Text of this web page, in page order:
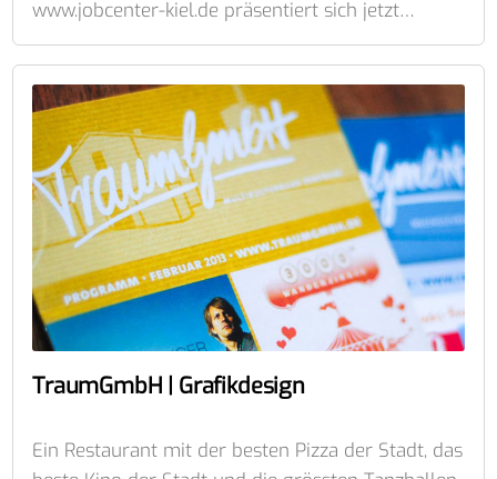
www.jobcenter-kiel.de präsentiert sich jetzt…
TraumGmbH | Grafikdesign
Ein Restaurant mit der besten Pizza der Stadt, das